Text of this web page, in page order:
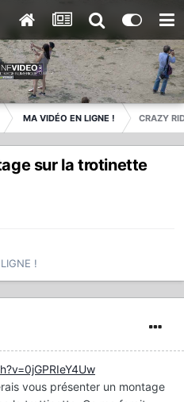
MA VIDÉO EN LIGNE ! CRAZY
sur la trotinette
!
vous présenter un montage